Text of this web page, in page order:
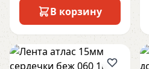
В корзину